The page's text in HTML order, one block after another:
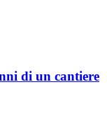
di un cantiere